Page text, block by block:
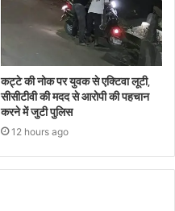
कट्टे की नोक पर युवक से एक्टिवा लूटी,
सीसीटीवी की मदद से आरोपी की पहचान
करने में जुटी पुलिस
12 hours ago